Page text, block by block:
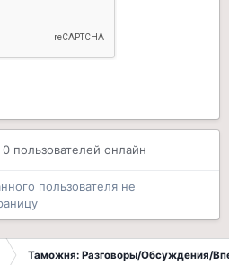
0 пользователей онлайн
пользователя не
Таможня: Разговоры/Обсуждения/